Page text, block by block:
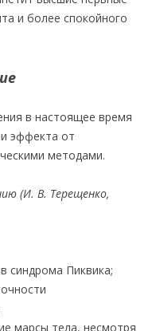
и более спокойного
в настоящее время
эффекта от
методами.
(И. В. Терещенко,
синдрома Пиквика;
марсы тела, несмотря